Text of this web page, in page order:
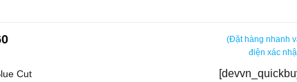
Cut
(Đặt hàng nhanh
điện xác